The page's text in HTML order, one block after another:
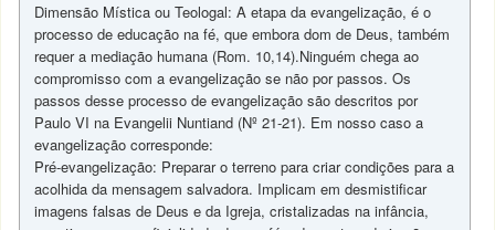
Dimensão Mística ou Teologal: A etapa da evangelização, é o
processo de educação na fé, que embora dom de Deus, também
requer a mediação humana (Rom. 10,14).Ninguém chega ao
compromisso com a evangelização se não por passos. Os
passos desse processo de evangelização são descritos por
Paulo VI na Evangelii Nuntiand (Nº 21-21). Em nosso caso a
evangelização corresponde:
Pré-evangelização: Preparar o terreno para criar condições para a
acolhida da mensagem salvadora. Implicam em desmistificar
imagens falsas de Deus e da Igreja, cristalizadas na infância,